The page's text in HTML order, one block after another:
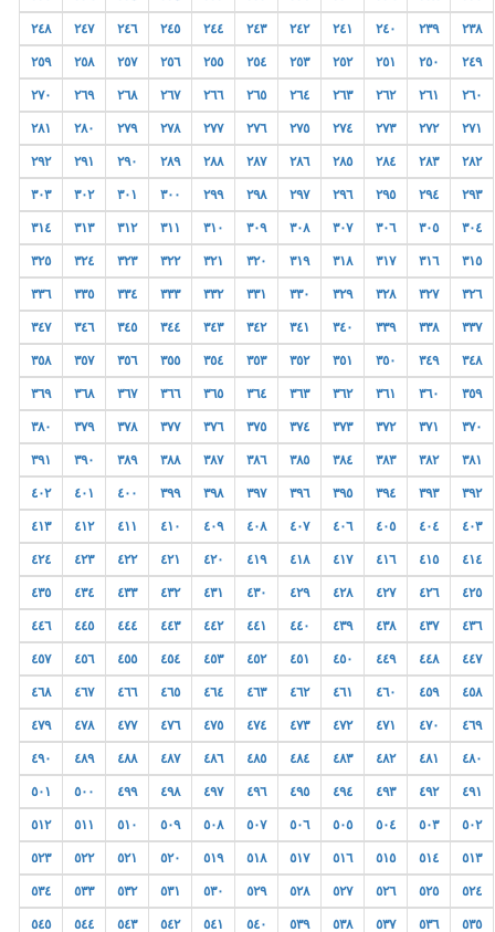
٢٣٨ ٢٣٩ ٢٤٠ ٢٤١ ٢٤٢ ٢٤٣ ٢٤٤ ٢٤٥ ٢٤٦ ٢٤٧ ٢٤٨
٢٤٩ ٢٥٠ ٢٥١ ٢٥٢ ٢٥٣ ٢٥٤ ٢٥٥ ٢٥٦ ٢٥٧ ٢٥٨ ٢٥٩
٢٦٠ ٢٦١ ٢٦٢ ٢٦٣ ٢٦٤ ٢٦٥ ٢٦٦ ٢٦٧ ٢٦٨ ٢٦٩ ٢٧٠
٢٧١ ٢٧٢ ٢٧٣ ٢٧٤ ٢٧٥ ٢٧٦ ٢٧٧ ٢٧٨ ٢٧٩ ٢٨٠ ٢٨١
٢٨٢ ٢٨٣ ٢٨٤ ٢٨٥ ٢٨٦ ٢٨٧ ٢٨٨ ٢٨٩ ٢٩٠ ٢٩١ ٢٩٢
٢٩٣ ٢٩٤ ٢٩٥ ٢٩٦ ٢٩٧ ٢٩٨ ٢٩٩ ٣٠٠ ٣٠١ ٣٠٢ ٣٠٣
٣٠٤ ٣٠٥ ٣٠٦ ٣٠٧ ٣٠٨ ٣٠٩ ٣١٠ ٣١١ ٣١٢ ٣١٣ ٣١٤
٣١٥ ٣١٦ ٣١٧ ٣١٨ ٣١٩ ٣٢٠ ٣٢١ ٣٢٢ ٣٢٣ ٣٢٤ ٣٢٥
٣٢٦ ٣٢٧ ٣٢٨ ٣٢٩ ٣٣٠ ٣٣١ ٣٣٢ ٣٣٣ ٣٣٤ ٣٣٥ ٣٣٦
٣٣٧ ٣٣٨ ٣٣٩ ٣٤٠ ٣٤١ ٣٤٢ ٣٤٣ ٣٤٤ ٣٤٥ ٣٤٦ ٣٤٧
٣٤٨ ٣٤٩ ٣٥٠ ٣٥١ ٣٥٢ ٣٥٣ ٣٥٤ ٣٥٥ ٣٥٦ ٣٥٧ ٣٥٨
٣٥٩ ٣٦٠ ٣٦١ ٣٦٢ ٣٦٣ ٣٦٤ ٣٦٥ ٣٦٦ ٣٦٧ ٣٦٨ ٣٦٩
٣٧٠ ٣٧١ ٣٧٢ ٣٧٣ ٣٧٤ ٣٧٥ ٣٧٦ ٣٧٧ ٣٧٨ ٣٧٩ ٣٨٠
٣٨١ ٣٨٢ ٣٨٣ ٣٨٤ ٣٨٥ ٣٨٦ ٣٨٧ ٣٨٨ ٣٨٩ ٣٩٠ ٣٩١
٣٩٢ ٣٩٣ ٣٩٤ ٣٩٥ ٣٩٦ ٣٩٧ ٣٩٨ ٣٩٩ ٤٠٠ ٤٠١ ٤٠٢
٤٠٣ ٤٠٤ ٤٠٥ ٤٠٦ ٤٠٧ ٤٠٨ ٤٠٩ ٤١٠ ٤١١ ٤١٢ ٤١٣
٤١٤ ٤١٥ ٤١٦ ٤١٧ ٤١٨ ٤١٩ ٤٢٠ ٤٢١ ٤٢٢ ٤٢٣ ٤٢٤
٤٢٥ ٤٢٦ ٤٢٧ ٤٢٨ ٤٢٩ ٤٣٠ ٤٣١ ٤٣٢ ٤٣٣ ٤٣٤ ٤٣٥
٤٣٦ ٤٣٧ ٤٣٨ ٤٣٩ ٤٤٠ ٤٤١ ٤٤٢ ٤٤٣ ٤٤٤ ٤٤٥ ٤٤٦
٤٤٧ ٤٤٨ ٤٤٩ ٤٥٠ ٤٥١ ٤٥٢ ٤٥٣ ٤٥٤ ٤٥٥ ٤٥٦ ٤٥٧
٤٥٨ ٤٥٩ ٤٦٠ ٤٦١ ٤٦٢ ٤٦٣ ٤٦٤ ٤٦٥ ٤٦٦ ٤٦٧ ٤٦٨
٤٦٩ ٤٧٠ ٤٧١ ٤٧٢ ٤٧٣ ٤٧٤ ٤٧٥ ٤٧٦ ٤٧٧ ٤٧٨ ٤٧٩
٤٨٠ ٤٨١ ٤٨٢ ٤٨٣ ٤٨٤ ٤٨٥ ٤٨٦ ٤٨٧ ٤٨٨ ٤٨٩ ٤٩٠
٤٩١ ٤٩٢ ٤٩٣ ٤٩٤ ٤٩٥ ٤٩٦ ٤٩٧ ٤٩٨ ٤٩٩ ٥٠٠ ٥٠١
٥٠٢ ٥٠٣ ٥٠٤ ٥٠٥ ٥٠٦ ٥٠٧ ٥٠٨ ٥٠٩ ٥١٠ ٥١١ ٥١٢
٥١٣ ٥١٤ ٥١٥ ٥١٦ ٥١٧ ٥١٨ ٥١٩ ٥٢٠ ٥٢١ ٥٢٢ ٥٢٣
٥٢٤ ٥٢٥ ٥٢٦ ٥٢٧ ٥٢٨ ٥٢٩ ٥٣٠ ٥٣١ ٥٣٢ ٥٣٣ ٥٣٤
٥٣٥ ٥٣٦ ٥٣٧ ٥٣٨ ٥٣٩ ٥٤٠ ٥٤١ ٥٤٢ ٥٤٣ ٥٤٤ ٥٤٥